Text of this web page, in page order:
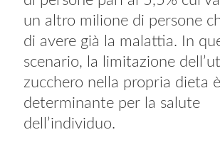
un altro milione di persone
di avere già la malattia. In
scenario, la limitazione
zucchero nella propria dieta è
determinante per la salute
dell’individuo.